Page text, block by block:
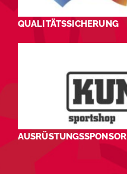
QUALITÄTSSICHERUNG
AUSRÜSTUNGSSPONSOR